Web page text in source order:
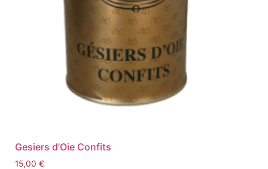
Gesiers d’Oie Confits
15,00 €